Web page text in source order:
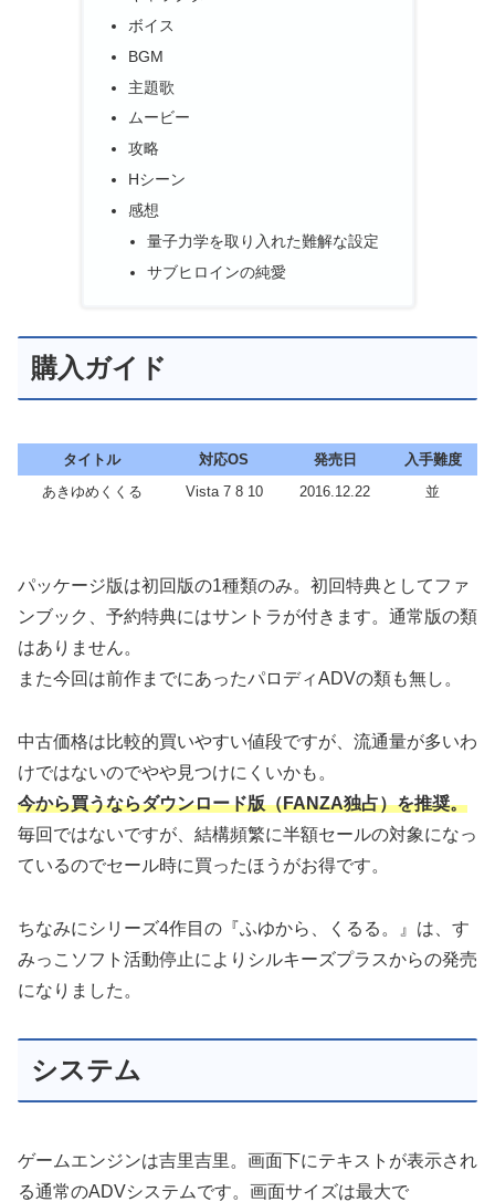
ボイス
BGM
主題歌
ムービー
攻略
Hシーン
感想
量子力学を取り入れた難解な設定
サブヒロインの純愛
購入ガイド
タイトル 対応OS 発売日
入手難度
あきゆめくくる
Vista 7 8 10 2016.12.22 並
パッケージ版は初回版の1種類のみ。初回特典としてファ
ンブック、予約特典にはサントラが付きます。通常版の類
はありません。
また今回は前作までにあったパロディADVの類も無し。
中古価格は比較的買いやすい値段ですが、流通量が多いわ
けではないのでやや見つけにくいかも。
今から買うならダウンロード版（FANZA独占）を推奨。
毎回ではないですが、結構頻繁に半額セールの対象になっ
ているのでセール時に買ったほうがお得です。
ちなみにシリーズ4作目の『ふゆから、くるる。』は、す
みっこソフト活動停止によりシルキーズプラスからの発売
になりました。
システム
ゲームエンジンは吉里吉里。画面下にテキストが表示され
る通常のADVシステムです。画面サイズは最大で